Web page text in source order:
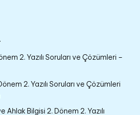
2. Yazılı Soruları ve Çözümleri –
2. Yazılı Soruları ve Çözümleri
Ahlak Bilgisi 2. Dönem 2. Yazılı